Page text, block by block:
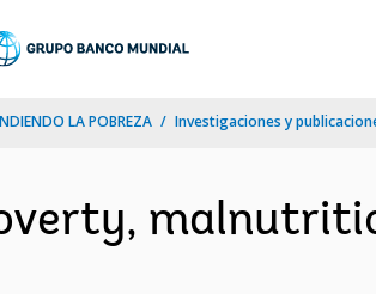
LA POBREZA Investigaciones y